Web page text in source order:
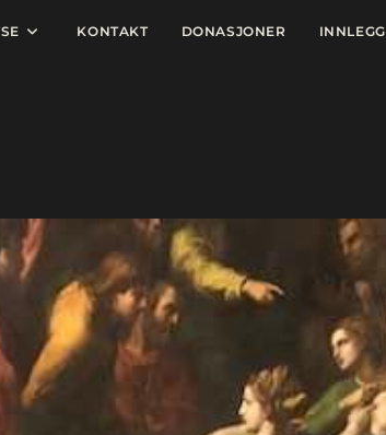
KONTAKT DONASJONER INNLEGG